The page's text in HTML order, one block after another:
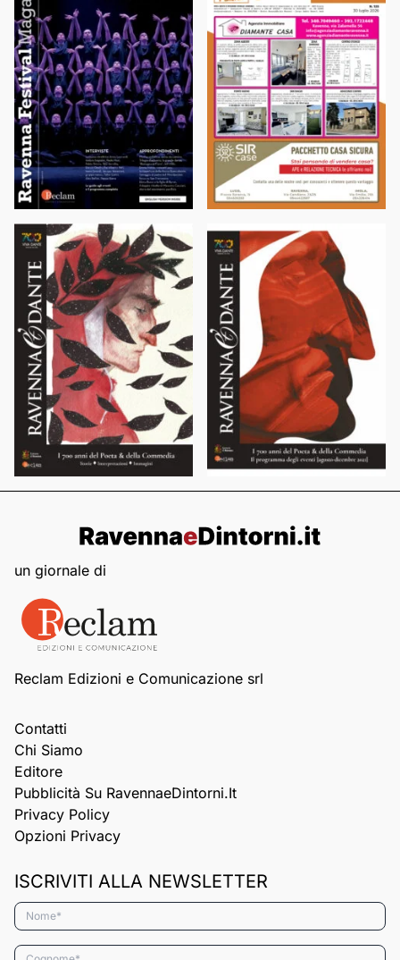
un giornale di
Reclam Edizioni e Comunicazione srl
Contatti
Chi Siamo
Editore
Pubblicità Su RavennaeDintorni.it
Privacy Policy
Opzioni Privacy
ISCRIVITI ALLA NEWSLETTER
Nome*
Cognome*